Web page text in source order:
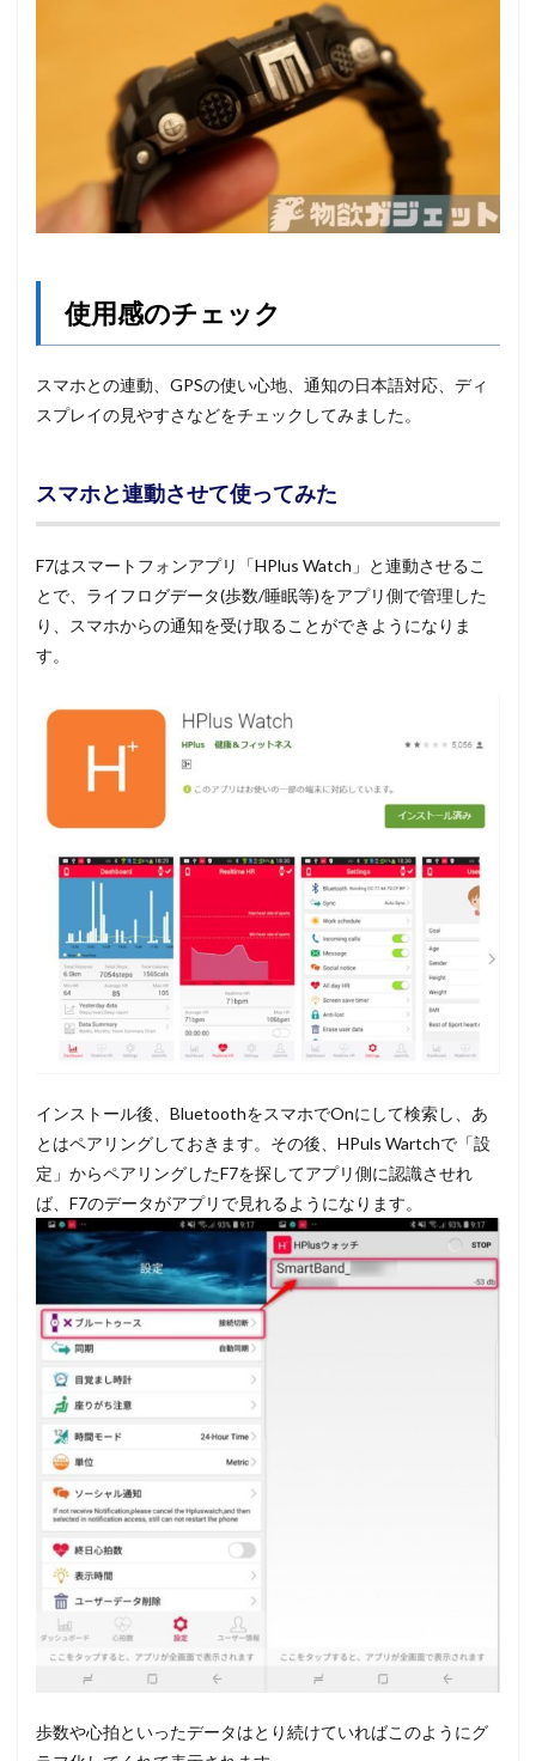
使用感のチェック
スマホとの連動、GPSの使い心地、通知の日本語対応、ディ
スプレイの見やすさなどをチェックしてみました。
スマホと連動させて使ってみた
F7はスマートフォンアプリ「HPlus Watch」と連動させるこ
とで、ライフログデータ(歩数/睡眠等)をアプリ側で管理した
り、スマホからの通知を受け取ることができようになりま
す。
インストール後、BluetoothをスマホでOnにして検索し、あ
とはペアリングしておきます。その後、HPuls Wartchで「設
定」からペアリングしたF7を探してアプリ側に認識させれ
ば、F7のデータがアプリで見れるようになります。
歩数や心拍といったデータはとり続けていればこのようにグ